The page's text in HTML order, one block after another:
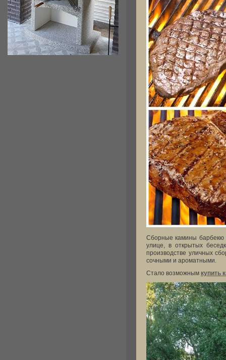
Сборные камины барбекю
улице, в открытых
производстве уличных
сочными и ароматными.
Стало возможным купить